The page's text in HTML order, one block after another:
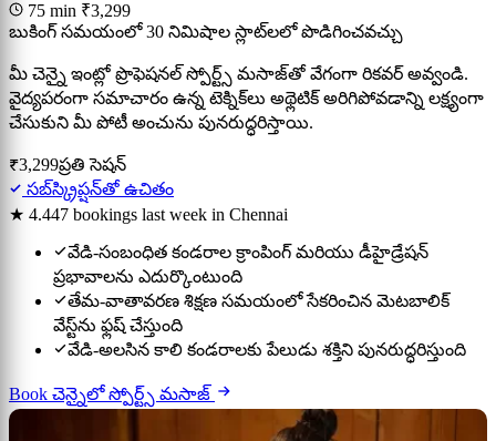
75 min ₹3,299
బుకింగ్ సమయంలో 30 నిమిషాల స్లాట్‌లలో పొడిగించవచ్చు
మీ చెన్నై ఇంట్లో ప్రొఫెషనల్ స్పోర్ట్స్ మసాజ్‌తో వేగంగా రికవర్ అవ్వండి.
వైద్యపరంగా సమాచారం ఉన్న టెక్నిక్‌లు అథ్లెటిక్ అరిగిపోవడాన్ని లక్ష్యంగా
చేసుకుని మీ పోటీ అంచును పునరుద్ధరిస్తాయి.
₹3,299ప్రతి సెషన్
సబ్‌స్క్రిప్షన్‌తో ఉచితం
★ 4.447 bookings last week in Chennai
వేడి-సంబంధిత కండరాల క్రాంపింగ్ మరియు డీహైడ్రేషన్
ప్రభావాలను ఎదుర్కొంటుంది
తేమ-వాతావరణ శిక్షణ సమయంలో సేకరించిన మెటబాలిక్
వేస్ట్‌ను ఫ్లష్ చేస్తుంది
వేడి-అలసిన కాలి కండరాలకు పేలుడు శక్తిని పునరుద్ధరిస్తుంది
Book చెన్నైలో స్పోర్ట్స్ మసాజ్